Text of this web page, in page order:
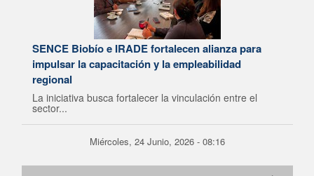
SENCE Biobío e IRADE fortalecen alianza para
impulsar la capacitación y la empleabilidad
regional
La iniciativa busca fortalecer la vinculación entre el
sector...
Miércoles, 24 Junio, 2026 - 08:16